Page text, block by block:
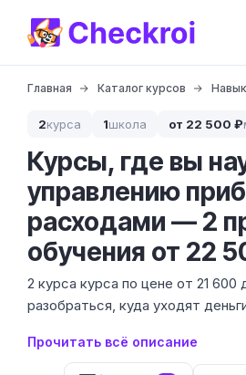
Главная Каталог курсов
2курса 1школа от 22 500 ₽
Курсы, где вы
управлению
расходами — 2
обучения от 22
2 курса курса по цене от 21 600
разобраться, куда уходят
лекции, а прикладное обучение
видеть реальные цифры вместо
Прочитать всё описание